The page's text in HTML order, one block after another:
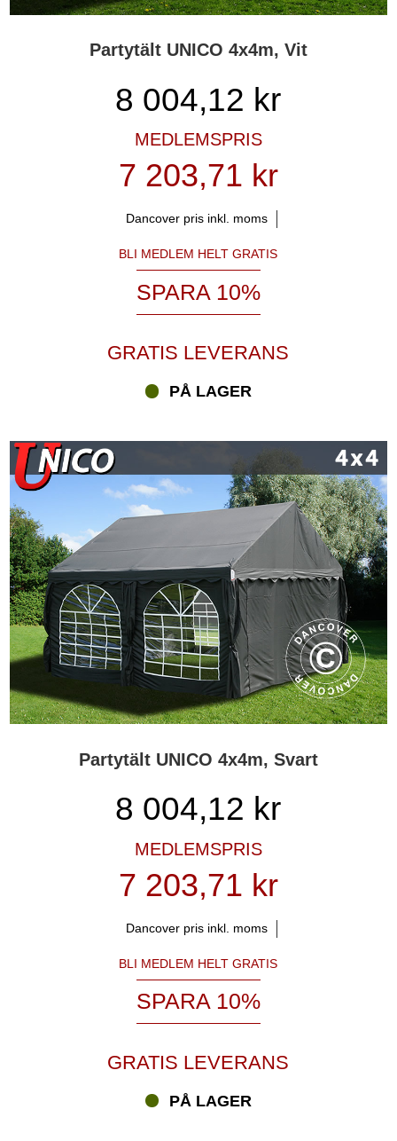
Partytält UNICO 4x4m, Vit
8 004,12 kr
MEDLEMSPRIS
7 203,71 kr
Dancover pris inkl. moms
BLI MEDLEM HELT GRATIS
SPARA 10%
GRATIS LEVERANS
PÅ LAGER
Partytält UNICO 4x4m, Svart
8 004,12 kr
MEDLEMSPRIS
7 203,71 kr
Dancover pris inkl. moms
BLI MEDLEM HELT GRATIS
SPARA 10%
GRATIS LEVERANS
PÅ LAGER